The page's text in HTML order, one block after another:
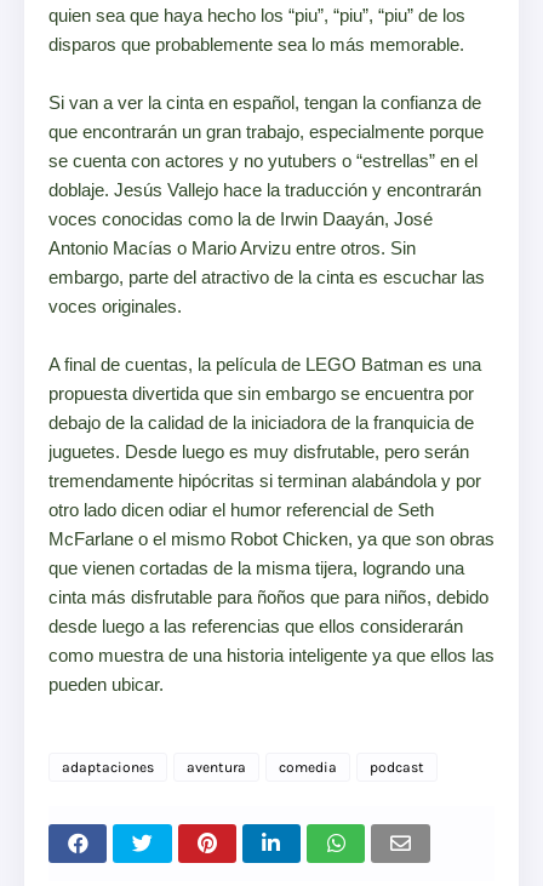
quien sea que haya hecho los “piu”, “piu”, “piu” de los
disparos que probablemente sea lo más memorable.
Si van a ver la cinta en español, tengan la confianza de
que encontrarán un gran trabajo, especialmente porque
se cuenta con actores y no yutubers o “estrellas” en el
doblaje. Jesús Vallejo hace la traducción y encontrarán
voces conocidas como la de Irwin Daayán, José
Antonio Macías o Mario Arvizu entre otros. Sin
embargo, parte del atractivo de la cinta es escuchar las
voces originales.
A final de cuentas, la película de LEGO Batman es una
propuesta divertida que sin embargo se encuentra por
debajo de la calidad de la iniciadora de la franquicia de
juguetes. Desde luego es muy disfrutable, pero serán
tremendamente hipócritas si terminan alabándola y por
otro lado dicen odiar el humor referencial de Seth
McFarlane o el mismo Robot Chicken, ya que son obras
que vienen cortadas de la misma tijera, logrando una
cinta más disfrutable para ñoños que para niños, debido
desde luego a las referencias que ellos considerarán
como muestra de una historia inteligente ya que ellos las
pueden ubicar.
adaptaciones aventura comedia podcast